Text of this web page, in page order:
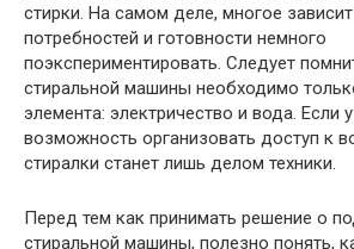
стирки. На самом деле, многое
потребностей и готовности немного
поэкспериментировать. Следует
стиральной машины необходимо
элемента: электричество и вода. Если
возможность организовать доступ к
стиралки станет лишь делом техники.
Перед тем как принимать решение о
стиральной машины, полезно понять,